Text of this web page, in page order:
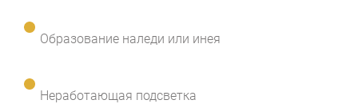
Образование наледи или инея
Неработающая подсветка